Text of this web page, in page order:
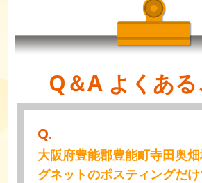
Q＆A よくあ
Q.
大阪府豊能郡豊能町寺田奥
グネットのポスティングだ